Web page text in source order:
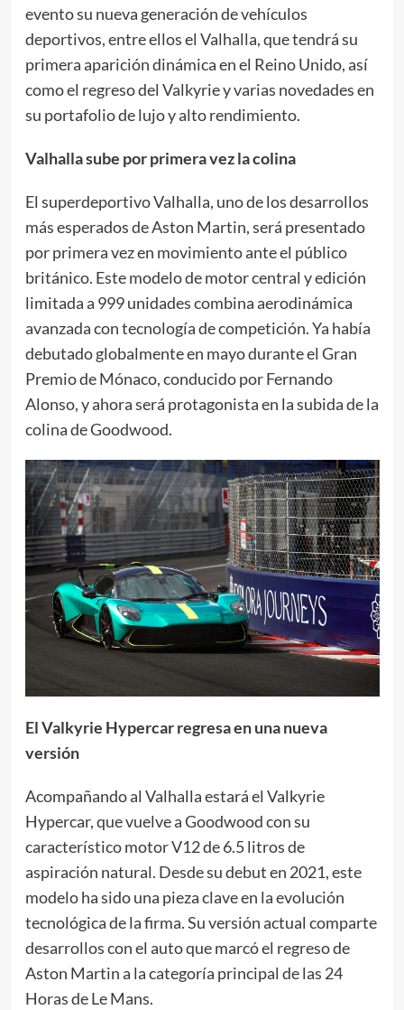
evento su nueva generación de vehículos
deportivos, entre ellos el Valhalla, que tendrá su
primera aparición dinámica en el Reino Unido, así
como el regreso del Valkyrie y varias novedades en
su portafolio de lujo y alto rendimiento.
Valhalla sube por primera vez la colina
El superdeportivo Valhalla, uno de los desarrollos
más esperados de Aston Martin, será presentado
por primera vez en movimiento ante el público
británico. Este modelo de motor central y edición
limitada a 999 unidades combina aerodinámica
avanzada con tecnología de competición. Ya había
debutado globalmente en mayo durante el Gran
Premio de Mónaco, conducido por Fernando
Alonso, y ahora será protagonista en la subida de la
colina de Goodwood.
El Valkyrie Hypercar regresa en una nueva
versión
Acompañando al Valhalla estará el Valkyrie
Hypercar, que vuelve a Goodwood con su
característico motor V12 de 6.5 litros de
aspiración natural. Desde su debut en 2021, este
modelo ha sido una pieza clave en la evolución
tecnológica de la firma. Su versión actual comparte
desarrollos con el auto que marcó el regreso de
Aston Martin a la categoría principal de las 24
Horas de Le Mans.